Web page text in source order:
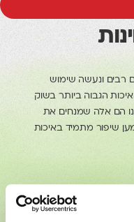
רבים ונעשה שימוש
הגבוה ביותר בשוק
הם אלה שמנחים את
שיפור מתמיד באיכות